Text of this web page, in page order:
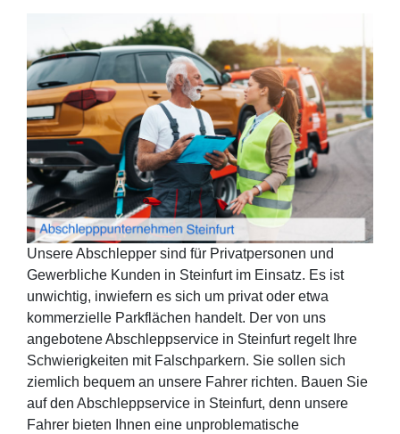
Unsere Abschlepper sind für Privatpersonen und
Gewerbliche Kunden in Steinfurt im Einsatz. Es ist
unwichtig, inwiefern es sich um privat oder etwa
kommerzielle Parkflächen handelt. Der von uns
angebotene Abschleppservice in Steinfurt regelt Ihre
Schwierigkeiten mit Falschparkern. Sie sollen sich
ziemlich bequem an unsere Fahrer richten. Bauen Sie
auf den Abschleppservice in Steinfurt, denn unsere
Fahrer bieten Ihnen eine unproblematische